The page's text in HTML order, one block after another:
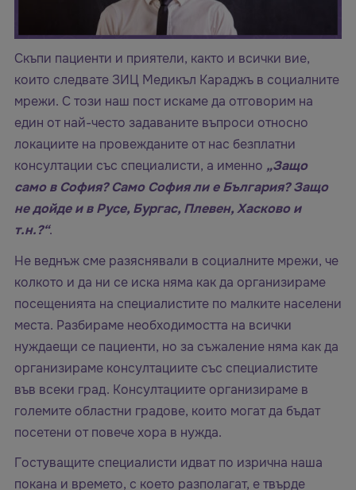
Скъпи пациенти и приятели, както и всички вие,
които следвате ЗИЦ Медикъл Караджъ в социалните
мрежи. С този наш пост искаме да отговорим на
един от най-често задаваните въпроси относно
локациите на провежданите от нас безплатни
консултации със специалисти, а именно „Защо
само в София? Само София ли е България? Защо
не дойде и в Русе, Бургас, Плевен, Хасково и
т.н.?“.
Не веднъж сме разяснявали в социалните мрежи, че
колкото и да ни се иска няма как да организираме
посещенията на специалистите по малките населени
места. Разбираме необходимостта на всички
нуждаещи се пациенти, но за съжаление няма как да
организираме консултациите със специалистите
във всеки град. Консултациите организираме в
големите областни градове, които могат да бъдат
посетени от повече хора в нужда.
Гостуващите специалисти идват по изрична наша
покана и времето, с което разполагат, е твърде